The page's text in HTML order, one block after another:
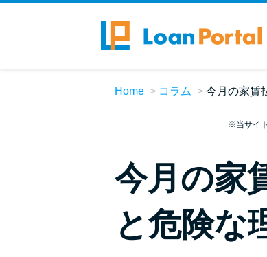
Home コラム 今月の家賃
※当サイ
今月の家
と危険な